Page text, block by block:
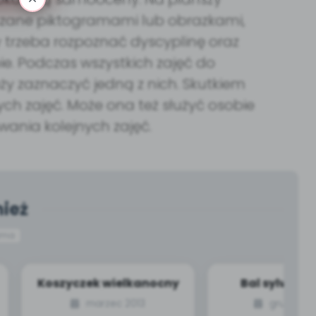
piktogramami lub obrazkami,
rozpoznać dyscyplinę oraz
Podczas wszystkich zajęć do
zaznaczyć jedną z nich. Skutkiem
zajęć. Może ona też służyć osobie
kolejnych zajęć.
Koszyczek wielkanocny
Bal
zabawa